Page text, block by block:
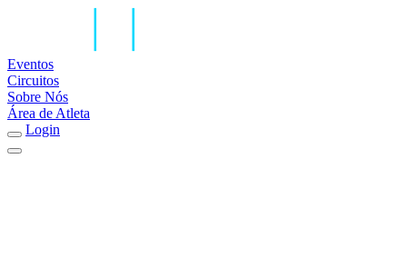
Eventos
Circuitos
Sobre Nós
Área de Atleta
Login